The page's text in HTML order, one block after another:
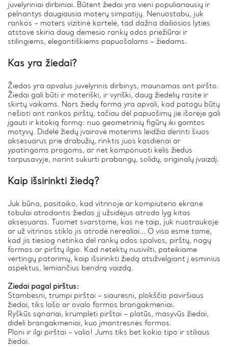
juvelyriniai dirbiniai. Būtent žiedai yra vieni populiariausių ir
pelnantys daugiausia moterų simpatijų. Nenuostabu, juk
rankos – moters vizitinė kortelė, tad dažna dailiosios lyties
atstovė skiria daug dėmesio rankų odos priežiūrai ir
stilingiems, elegantiškiems papuošalams – žiedams.
Kas yra žiedai?
Žiedas yra apvalus juvelyrinis dirbinys, maunamas ant piršto.
Žiedai gali būti ir moteriški, ir vyriški, daug žiedelių rasite ir
skirtų vaikams. Nors žiedų forma yra apvali, kad patogu būtų
nešioti ant rankos pirštų, tačiau dėl papuošimų jie išorėje gali
įgauti ir kitokią formą: nuo geometrinių figūrų iki gamtos
motyvų. Didelė žiedų įvairovė moterims leidžia derinti šiuos
aksesuarus prie drabužių, rinktis juos kasdienai ar
ypatingoms progoms, ar net komponuoti kelis žiedus
tarpusavyje, norint sukurti prabangų, solidų, originalų įvaizdį.
Kaip išsirinkti žiedą?
Juk būna, pasitaiko, kad vitrinoje ar kompiuterio ekrane
tobulai atrodantis žiedas jį užsidėjus atrodo lyg kitas
aksesuaras. Tuomet svarstome, kas ne taip, juk nuotraukoje
ar už vitrinos stiklo jis atrodė nerealiai... O visa esmė tame,
kad jis tiesiog netinka dėl rankų odos spalvos, pirštų, nagų
formos ar pirštų ilgio. Kad netektų nusivilti, pateikiame
vertingų patarimų, kaip išsirinkti žiedą atsižvelgiant į esminius
aspektus, lemiančius bendrą vaizdą.
Žiedai pagal pirštus:
Stambesni, trumpi pirštai – siauresni, plokščio paviršiaus
žiedai, tiks lašo ar ovalo formos brangakmeniai.
Ryškūs sąnariai, krumplėti pirštai – platūs, masyvūs žiedai,
dideli brangakmeniai, kuo įmantresnės formos.
Ploni ir ilgi pirštai – valio! Jums tiks bet kokio tipo ir stiliaus
žiedai.